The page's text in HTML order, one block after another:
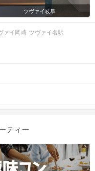
ツヴァイ岐阜
ァイ岡崎 ツヴァイ名駅
ティー